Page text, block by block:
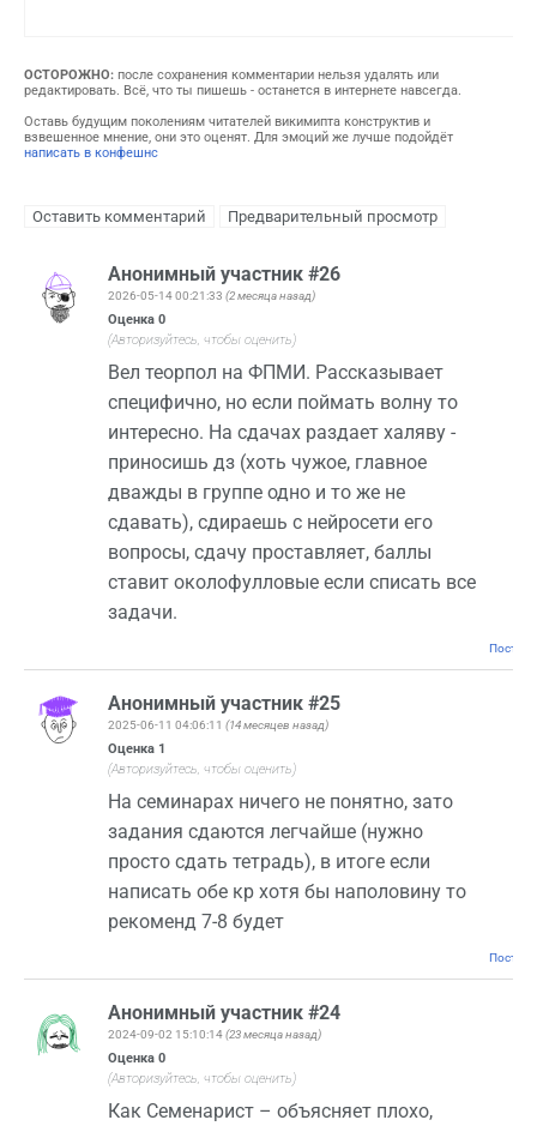
ОСТОРОЖНО: после сохранения комментарии нельзя удалять или
редактировать. Всё, что ты пишешь - останется в интернете навсегда.
Оставь будущим поколениям читателей викимипта конструктив и
взвешенное мнение, они это оценят. Для эмоций же лучше подойдёт
написать в конфешнс
Анонимный участник #26
2026-05-14 00:21:33 (2 месяца назад)
Оценка 0
(Авторизуйтесь, чтобы оценить)
Вел теорпол на ФПМИ. Рассказывает
специфично, но если поймать волну то
интересно. На сдачах раздает халяву -
приносишь дз (хоть чужое, главное
дважды в группе одно и то же не
сдавать), сдираешь с нейросети его
вопросы, сдачу проставляет, баллы
ставит околофулловые если списать все
задачи.
Анонимный участник #25
2025-06-11 04:06:11 (14 месяцев назад)
Оценка 1
(Авторизуйтесь, чтобы оценить)
На семинарах ничего не понятно, зато
задания сдаются легчайше (нужно
просто сдать тетрадь), в итоге если
написать обе кр хотя бы наполовину то
рекоменд 7-8 будет
Анонимный участник #24
2024-09-02 15:10:14(23 месяца назад)
Оценка 0
(Авторизуйтесь, чтобы оценить)
Как Семенарист – объясняет плохо,